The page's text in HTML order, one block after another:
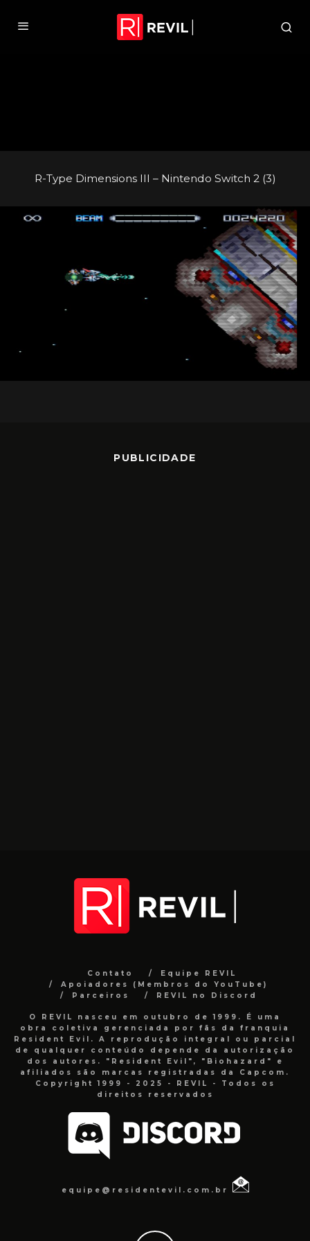
R-Type Dimensions III – Nintendo Switch 2 (3)
PUBLICIDADE
Contato
Equipe REVIL
Apoiadores (Membros do YouTube)
Parceiros
REVIL no Discord
O REVIL nasceu em outubro de 1999. É uma
obra coletiva gerenciada por fãs da franquia
Resident Evil. A reprodução integral ou parcial
de qualquer conteúdo depende da autorização
dos autores. "Resident Evil", "Biohazard" e
afiliados são marcas registradas da Capcom.
Copyright 1999 - 2025 - REVIL - Todos os
direitos reservados
equipe@residentevil.com.br